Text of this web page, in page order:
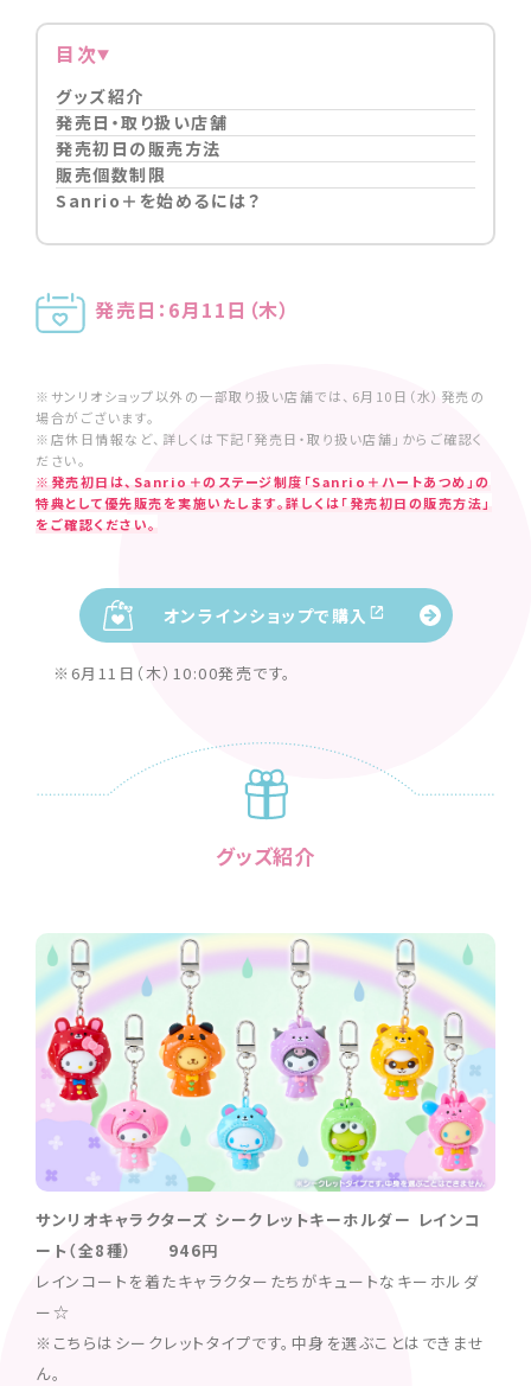
目次
グッズ紹介
発売日・取り扱い店舗
発売初日の販売方法
販売個数制限
Sanrio＋を始めるには？
発売日：6月11日（木）
※サンリオショップ以外の一部取り扱い店舗では、6月10日（水）発売の
場合がございます。
※店休日情報など、詳しくは下記「発売日・取り扱い店舗」からご確認く
ださい。
※発売初日は、Sanrio＋のステージ制度「Sanrio＋ハートあつめ」の
特典として優先販売を実施いたします。詳しくは「発売初日の販売方法」
をご確認ください。
オンラインショップで購入
※6月11日（木）10:00発売です。
グッズ紹介
サンリオキャラクターズ シークレットキーホルダー レインコ
ート（全8種） 946円
レインコートを着たキャラクターたちがキュートなキーホルダ
ー☆
※こちらはシークレットタイプです。中身を選ぶことはできませ
ん。